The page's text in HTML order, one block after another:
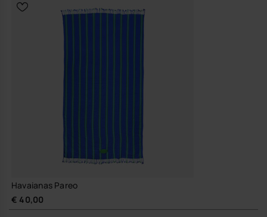
na seizoen opnieuw uit je strandtas pakt.
Havaianas Pareo
€ 40,00